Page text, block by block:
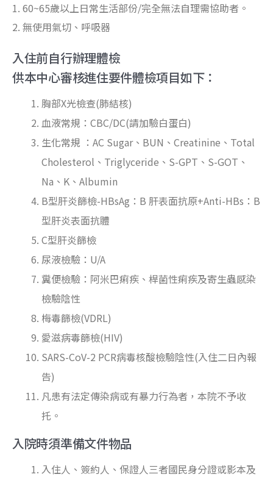
1. 60~65歲以上日常生活部份/完全無法自理需協助者。
2. 無使用氣切、呼吸器
入住前自行辦理體檢
供本中心審核進住要件體檢項目如下：
胸部X光檢查(肺結核)
血液常規：CBC/DC(請加驗白蛋白)
生化常規 ：AC Sugar、BUN、Creatinine、Total
Cholesterol、Triglyceride、S-GPT、S-GOT、
Na、K、Albumin
B型肝炎篩檢-HBsAg：B 肝表面抗原+Anti-HBs：B
型肝炎表面抗體
C型肝炎篩檢
尿液檢驗：U/A
糞便檢驗：阿米巴痢疾、桿菌性痢疾及寄生蟲感染
檢驗陰性
梅毒篩檢(VDRL)
愛滋病毒篩檢(HIV)
SARS-CoV-2 PCR病毒核酸檢驗陰性(入住二日內報
告)
凡患有法定傳染病或有暴力行為者，本院不予收
托。
入院時須準備文件物品
入住人、簽約人、保證人三者國民身分證或影本及